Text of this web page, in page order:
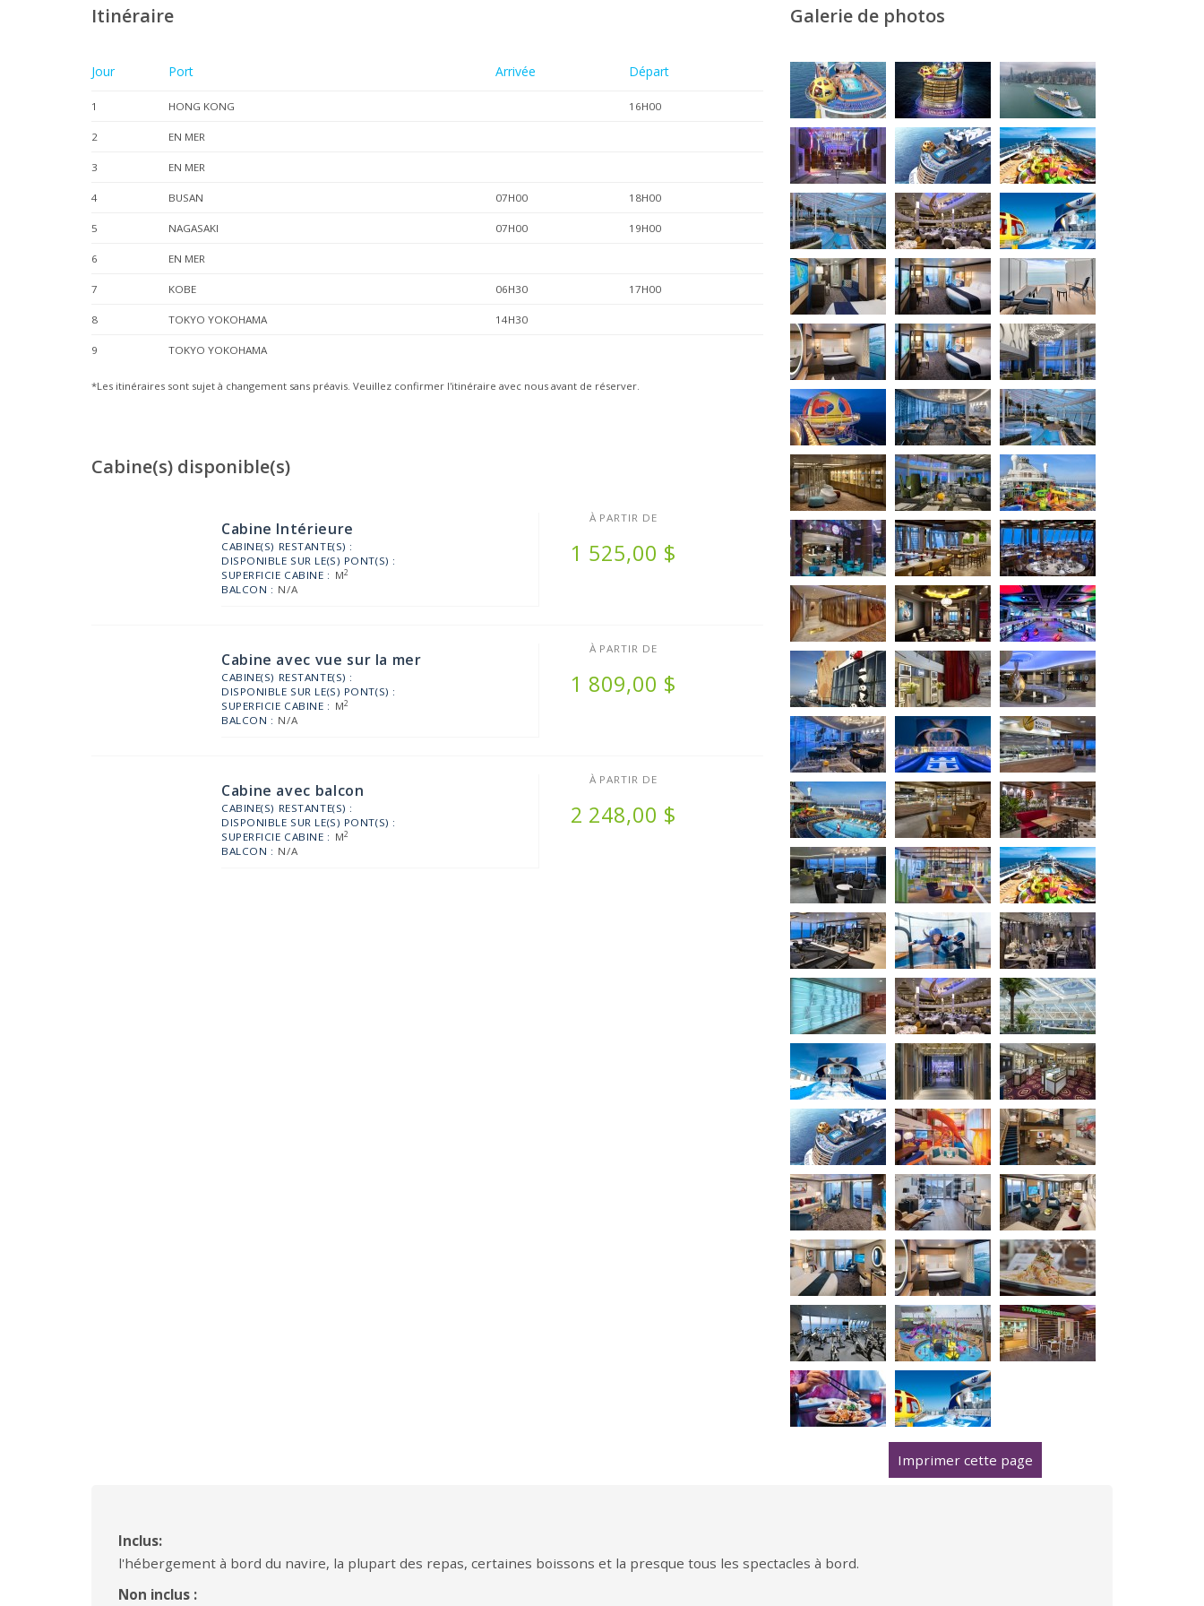
Itinéraire
Jour Port Arrivée Départ
1 HONG KONG 16H00
2 EN MER
3 EN MER
4 BUSAN 07H00 18H00
5 NAGASAKI 07H00 19H00
6 EN MER
7 KOBE 06H30 17H00
8 TOKYO YOKOHAMA 14H30
9 TOKYO YOKOHAMA
*Les itinéraires sont sujet à changement sans préavis. Veuillez confirmer l'itinéraire avec nous avant de réserver.
Cabine(s) disponible(s)
Cabine Intérieure
CABINE(S) RESTANTE(S) :
DISPONIBLE SUR LE(S) PONT(S) :
SUPERFICIE CABINE : M2
BALCON : N/A
À PARTIR DE
1 525,00 $
Cabine avec vue sur la mer
CABINE(S) RESTANTE(S) :
DISPONIBLE SUR LE(S) PONT(S) :
SUPERFICIE CABINE : M2
BALCON : N/A
À PARTIR DE
1 809,00 $
Cabine avec balcon
CABINE(S) RESTANTE(S) :
DISPONIBLE SUR LE(S) PONT(S) :
SUPERFICIE CABINE : M2
BALCON : N/A
À PARTIR DE
2 248,00 $
Galerie de photos
Imprimer cette page
Inclus:
l'hébergement à bord du navire, la plupart des repas, certaines boissons et la presque tous les spectacles à bord.
Non inclus :